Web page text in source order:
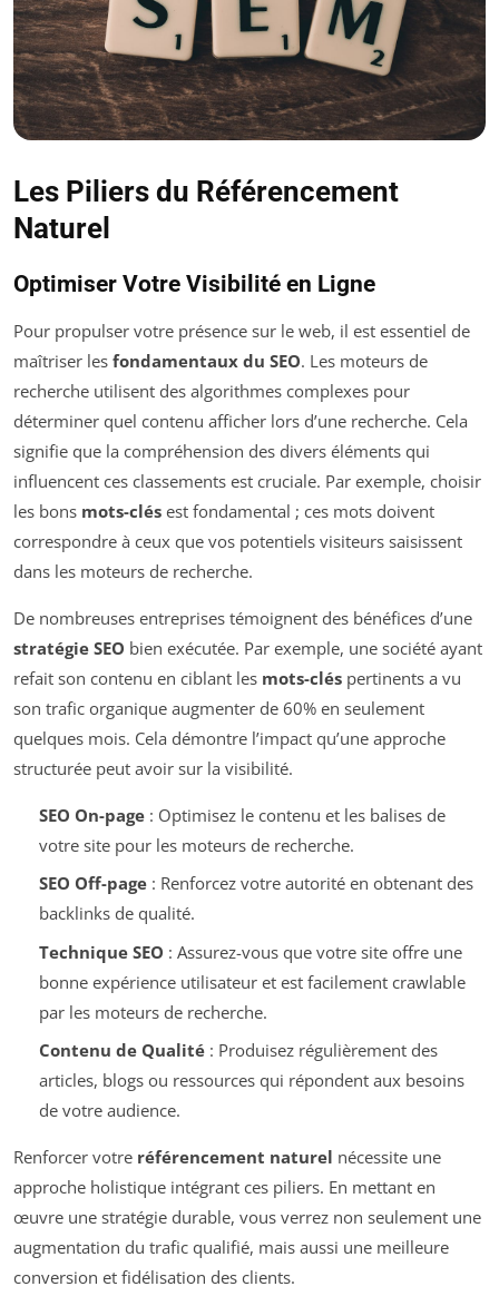
Les Piliers du Référencement
Naturel
Optimiser Votre Visibilité en Ligne
Pour propulser votre présence sur le web, il est essentiel de
maîtriser les fondamentaux du SEO. Les moteurs de
recherche utilisent des algorithmes complexes pour
déterminer quel contenu afficher lors d’une recherche. Cela
signifie que la compréhension des divers éléments qui
influencent ces classements est cruciale. Par exemple, choisir
les bons mots-clés est fondamental ; ces mots doivent
correspondre à ceux que vos potentiels visiteurs saisissent
dans les moteurs de recherche.
De nombreuses entreprises témoignent des bénéfices d’une
stratégie SEO bien exécutée. Par exemple, une société ayant
refait son contenu en ciblant les mots-clés pertinents a vu
son trafic organique augmenter de 60% en seulement
quelques mois. Cela démontre l’impact qu’une approche
structurée peut avoir sur la visibilité.
SEO On-page: Optimisez le contenu et les balises de
votre site pour les moteurs de recherche.
SEO Off-page: Renforcez votre autorité en obtenant des
backlinks de qualité.
Technique SEO : Assurez-vous que votre site offre une
bonne expérience utilisateur et est facilement crawlable
par les moteurs de recherche.
Contenu de Qualité: Produisez régulièrement des
articles, blogs ou ressources qui répondent aux besoins
de votre audience.
Renforcer votre référencement naturel nécessite une
approche holistique intégrant ces piliers. En mettant en
œuvre une stratégie durable, vous verrez non seulement une
augmentation du trafic qualifié, mais aussi une meilleure
conversion et fidélisation des clients.